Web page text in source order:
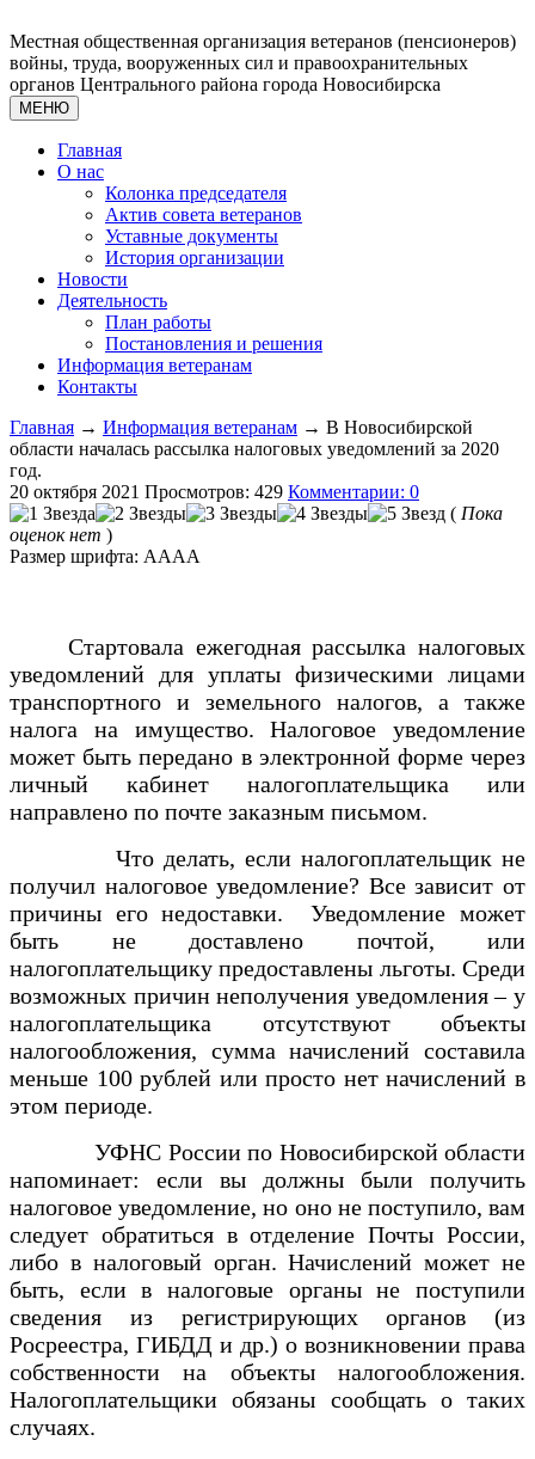
Местная общественная организация ветеранов (пенсионеров)
войны, труда, вооруженных сил и правоохранительных
органов Центрального района города Новосибирска
МЕНЮ
Главная
О нас
Колонка председателя
Актив совета ветеранов
Уставные документы
История организации
Новости
Деятельность
План работы
Постановления и решения
Информация ветеранам
Контакты
Главная → Информация ветеранам → В Новосибирской
области началась рассылка налоговых уведомлений за 2020
год.
20 октября 2021 Просмотров: 429 Комментарии: 0
( Пока
оценок нет )
Размер шрифта: AAAA
Стартовала ежегодная рассылка налоговых
уведомлений для уплаты физическими лицами
транспортного и земельного налогов, а также
налога на имущество. Налоговое уведомление
может быть передано в электронной форме через
личный кабинет налогоплательщика или
направлено по почте заказным письмом.
Что делать, если налогоплательщик не
получил налоговое уведомление? Все зависит от
причины его недоставки. Уведомление может
быть не доставлено почтой, или
налогоплательщику предоставлены льготы. Среди
возможных причин неполучения уведомления – у
налогоплательщика отсутствуют объекты
налогообложения, сумма начислений составила
меньше 100 рублей или просто нет начислений в
этом периоде.
УФНС России по Новосибирской области
напоминает: если вы должны были получить
налоговое уведомление, но оно не поступило, вам
следует обратиться в отделение Почты России,
либо в налоговый орган. Начислений может не
быть, если в налоговые органы не поступили
сведения из регистрирующих органов (из
Росреестра, ГИБДД и др.) о возникновении права
собственности на объекты налогообложения.
Налогоплательщики обязаны сообщать о таких
случаях.